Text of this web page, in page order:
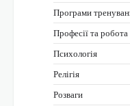
Програми
Професії та робота
Психологія
Релігія
Розваги